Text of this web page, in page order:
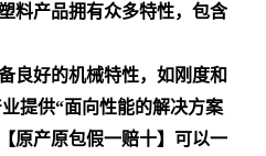
料产品拥有众多特性，包含
良好的机械特性，如刚度和
提供“面向性能的解决方案
原产原包假一赔十】可以一